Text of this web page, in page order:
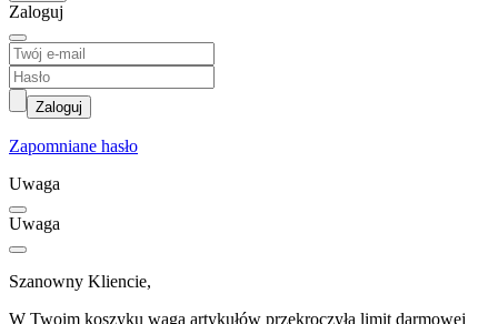
Zaloguj
Zaloguj
Zapomniane hasło
Uwaga
Uwaga
Szanowny Kliencie,
W Twoim koszyku waga artykułów przekroczyła limit darmowej